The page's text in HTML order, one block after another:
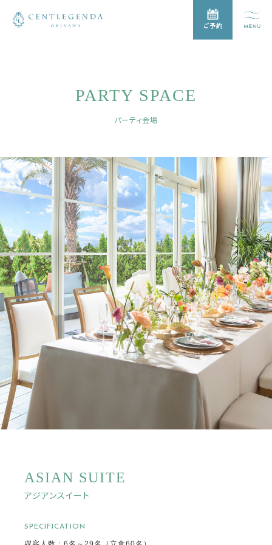
ご予約
PARTY SPACE
パーティ会場
ASIAN SUITE
アジアンスイート
SPECIFICATION